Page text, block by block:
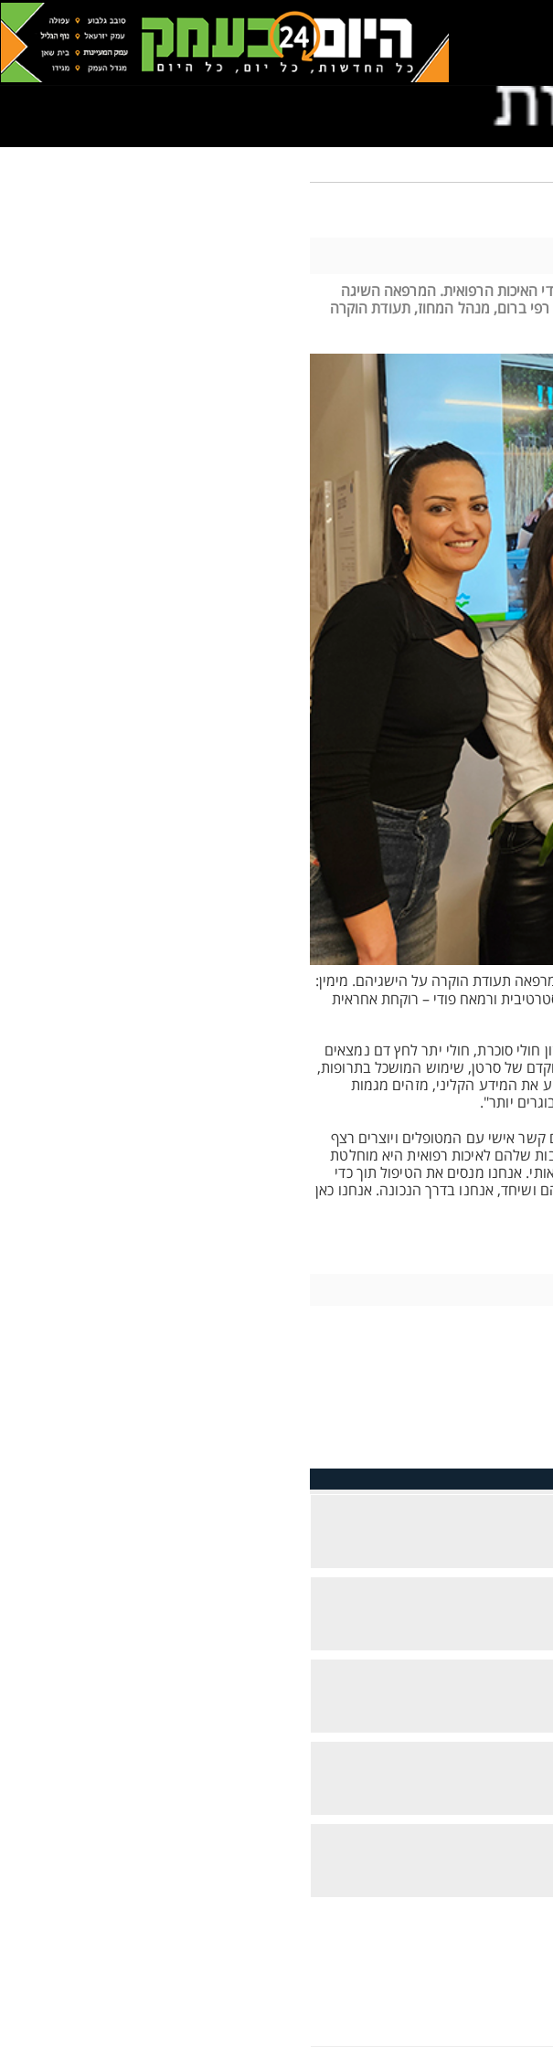
האיכות הרפואית. המרפאה השיגה
ברום, מנהל המחוז, תעודת הוקרה
תעודת הוקרה על הישגיהם. מימין:
ורמאח פודי – רוקחת אחראית
חולי סוכרת, חולי יתר לחץ דם נמצאים
של סרטן, שימוש המושכל בתרופות,
את המידע הקליני, מזהים מגמות
יותר".
קשר אישי עם המטופלים ויוצרים רצף
שלהם לאיכות רפואית היא מוחלטת
אנחנו מנסים את הטיפול תוך כדי
ושיחד, אנחנו בדרך הנכונה. אנחנו כאן